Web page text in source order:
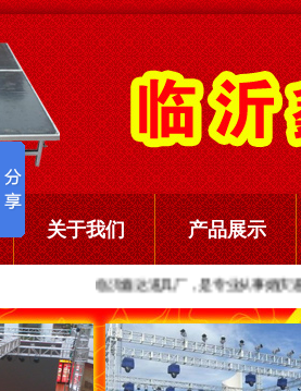
关于我们 产品展示
临沂鑫达道具厂，是专业从事婚庆道